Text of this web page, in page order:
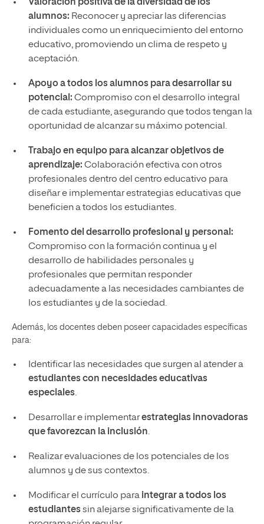
Valoración positiva de la diversidad de los
alumnos: Reconocer y apreciar las diferencias
individuales como un enriquecimiento del entorno
educativo, promoviendo un clima de respeto y
aceptación.
Apoyo a todos los alumnos para desarrollar su
potencial: Compromiso con el desarrollo integral
de cada estudiante, asegurando que todos tengan la
oportunidad de alcanzar su máximo potencial.
Trabajo en equipo para alcanzar objetivos de
aprendizaje: Colaboración efectiva con otros
profesionales dentro del centro educativo para
diseñar e implementar estrategias educativas que
beneficien a todos los estudiantes.
Fomento del desarrollo profesional y personal:
Compromiso con la formación continua y el
desarrollo de habilidades personales y
profesionales que permitan responder
adecuadamente a las necesidades cambiantes de
los estudiantes y de la sociedad.
Además, los docentes deben poseer capacidades específicas
para:
Identificar las necesidades que surgen al atender a
estudiantes con necesidades educativas
especiales.
Desarrollar e implementarestrategias innovadoras
que favorezcan la inclusión.
Realizar evaluaciones de los potenciales de los
alumnos y de sus contextos.
Modificar el currículo para integrar a todos los
estudiantessin alejarse significativamente de la